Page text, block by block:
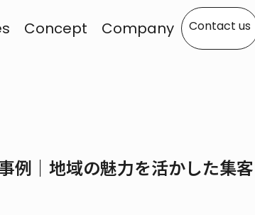
Concept Company Contact us
例｜地域の魅力を活かした集客